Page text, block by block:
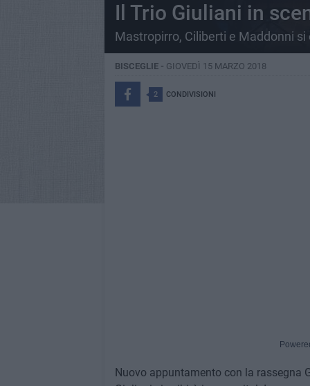
Il Trio Giuliani in
Mastropirro, Ciliberti e Maddonni
BISCEGLIE - GIOVEDÌ 15 MARZO 2018
2 CONDIVISIONI
Nuovo appuntamento con la rassegna